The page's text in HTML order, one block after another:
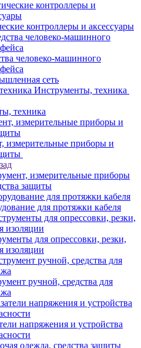
контроллеры и аксессуары
человеко-машинного
сеть
Инструменты, техника
техника
измерительные приборы и
измерительные приборы
защиты
для протяжки кабеля
для опрессовки, резки,
изоляции
ручной, средства для
напряжения и устройства